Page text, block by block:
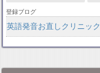
登録ブログ
英語発音お直しクリニック